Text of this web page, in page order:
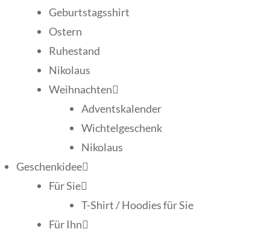
Geburtstagsshirt
Ostern
Ruhestand
Nikolaus
Weihnachten
Adventskalender
Wichtelgeschenk
Nikolaus
Geschenkidee
Für Sie
T-Shirt / Hoodies für Sie
Für Ihn